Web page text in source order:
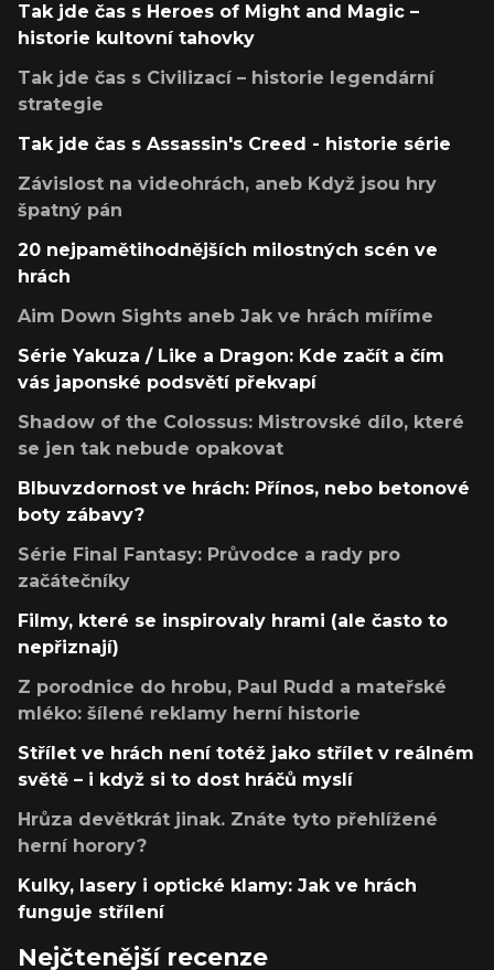
Tak jde čas s Heroes of Might and Magic –
historie kultovní tahovky
Tak jde čas s Civilizací – historie legendární
strategie
Tak jde čas s Assassin's Creed - historie série
Závislost na videohrách, aneb Když jsou hry
špatný pán
20 nejpamětihodnějších milostných scén ve
hrách
Aim Down Sights aneb Jak ve hrách míříme
Série Yakuza / Like a Dragon: Kde začít a čím
vás japonské podsvětí překvapí
Shadow of the Colossus: Mistrovské dílo, které
se jen tak nebude opakovat
Blbuvzdornost ve hrách: Přínos, nebo betonové
boty zábavy?
Série Final Fantasy: Průvodce a rady pro
začátečníky
Filmy, které se inspirovaly hrami (ale často to
nepřiznají)
Z porodnice do hrobu, Paul Rudd a mateřské
mléko: šílené reklamy herní historie
Střílet ve hrách není totéž jako střílet v reálném
světě – i když si to dost hráčů myslí
Hrůza devětkrát jinak. Znáte tyto přehlížené
herní horory?
Kulky, lasery i optické klamy: Jak ve hrách
funguje střílení
Nejčtenější recenze